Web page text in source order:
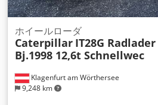
Klagenfurt am Wörthersee
9,248 km
ホイールローダ
Caterpillar IT28G Radlader
Bj.1998 12,6t Schnellwec